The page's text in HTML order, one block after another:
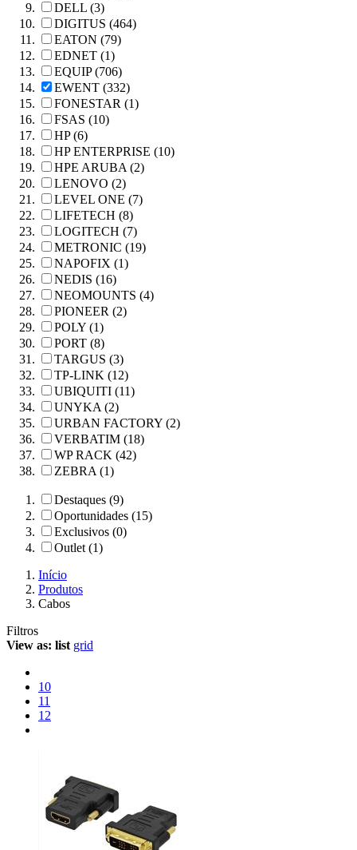
DELL (3)
DIGITUS (464)
EATON (79)
EDNET (1)
EQUIP (706)
EWENT (332)
FONESTAR (1)
FSAS (10)
HP (6)
HP ENTERPRISE (10)
HPE ARUBA (2)
LENOVO (2)
LEVEL ONE (7)
LIFETECH (8)
LOGITECH (7)
METRONIC (19)
NAPOFIX (1)
NEDIS (16)
NEOMOUNTS (4)
PIONEER (2)
POLY (1)
PORT (8)
TARGUS (3)
TP-LINK (12)
UBIQUITI (11)
UNYKA (2)
URBAN FACTORY (2)
VERBATIM (18)
WP RACK (42)
ZEBRA (1)
Destaques (9)
Oportunidades (15)
Exclusivos (0)
Outlet (1)
Início
Produtos
Cabos
Filtros
View as: list grid
10
11
12